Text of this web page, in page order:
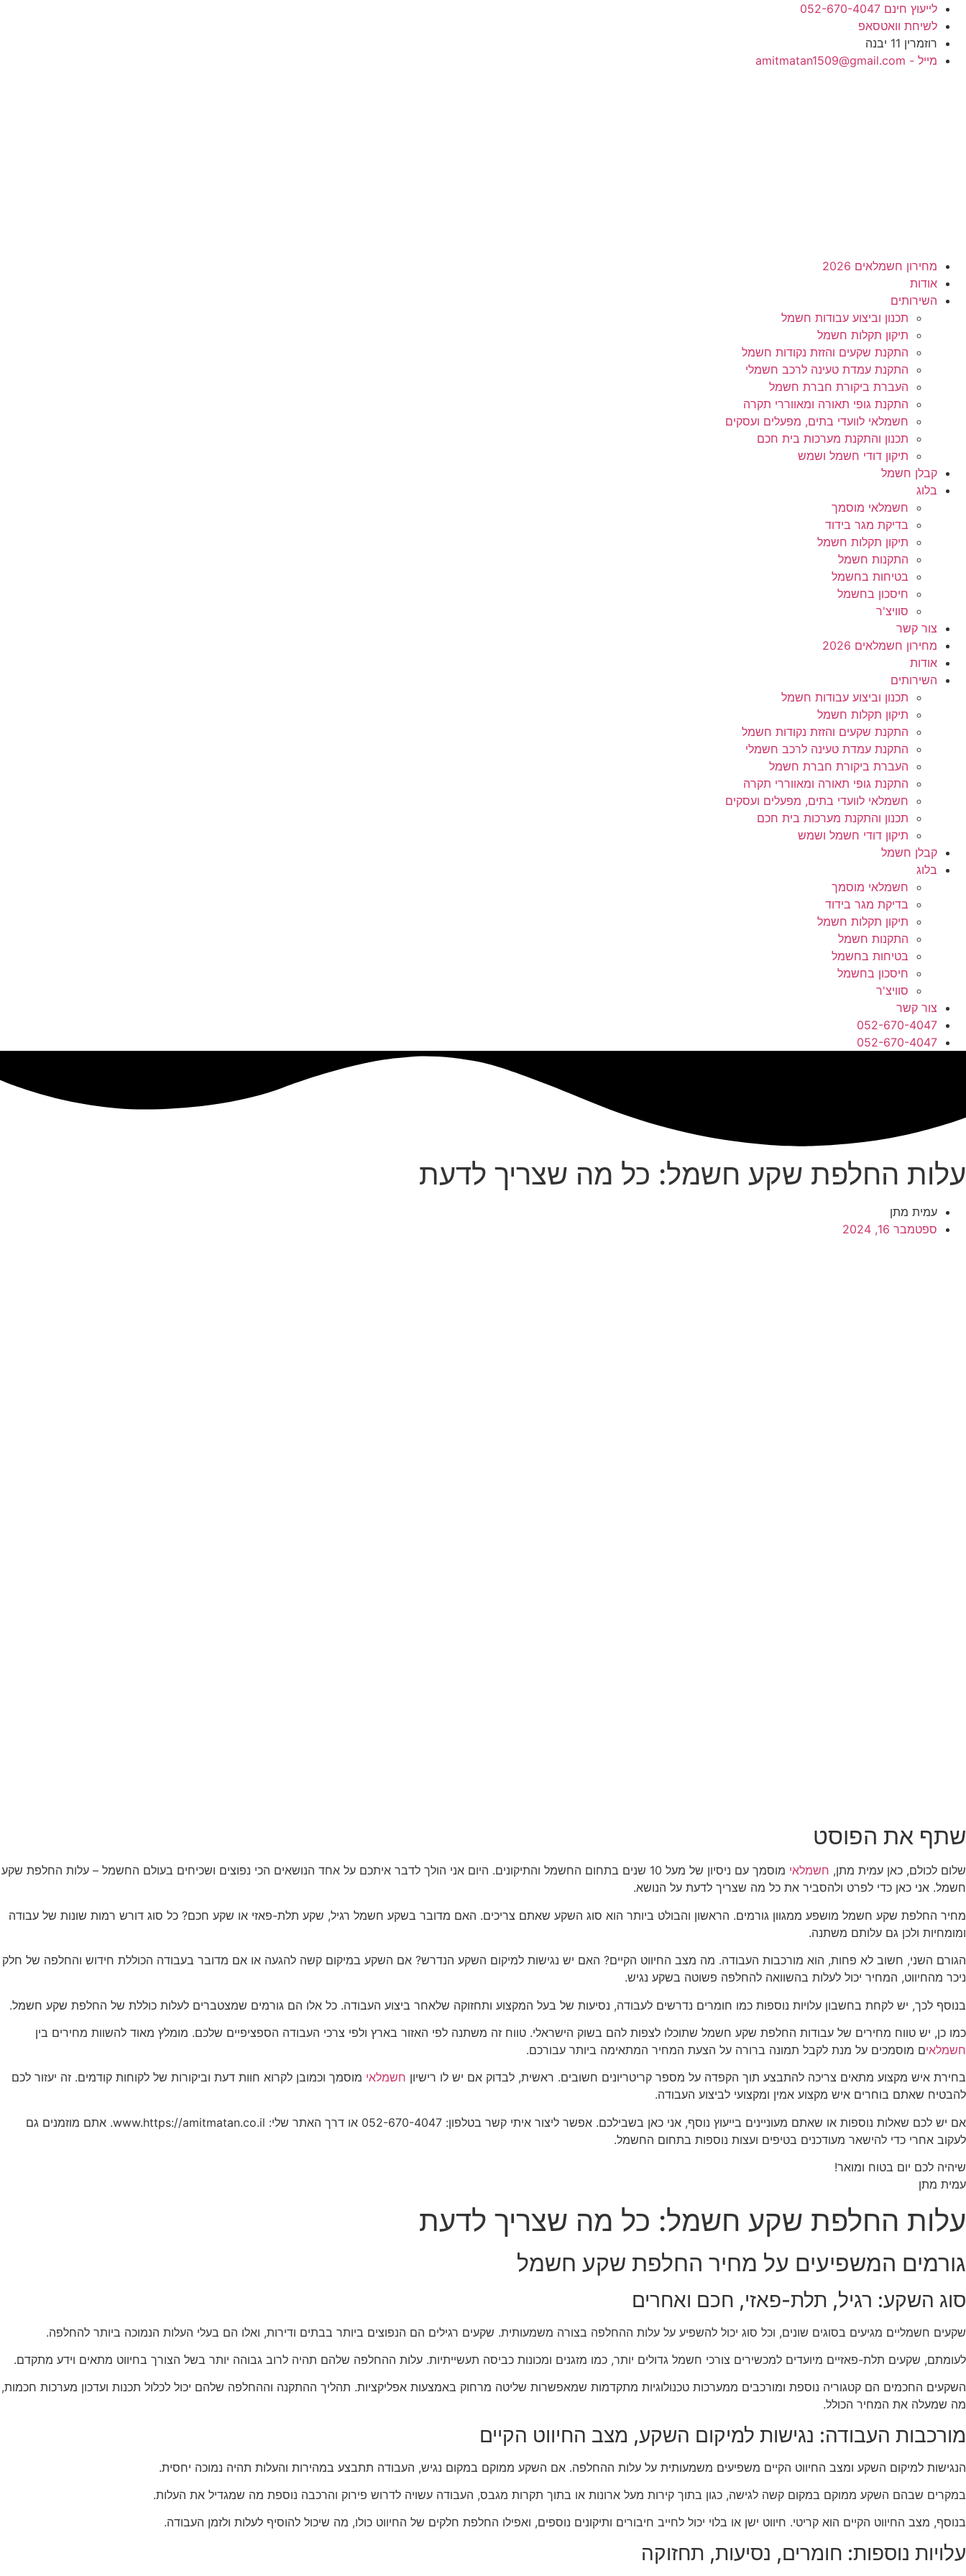
לתוכן
לייעוץ חינם 052-670-4047
לשיחת וואטסאפ
רוזמרין 11 יבנה
מייל - amitmatan1509@gmail.com
מחירון חשמלאים 2026
אודות
השירותים
תכנון וביצוע עבודות חשמל
תיקון תקלות חשמל
התקנת שקעים והזזת נקודות חשמל
התקנת עמדת טעינה לרכב חשמלי
העברת ביקורת חברת חשמל
התקנת גופי תאורה ומאווררי תקרה
חשמלאי לוועדי בתים, מפעלים ועסקים
תכנון והתקנת מערכות בית חכם
תיקון דודי חשמל ושמש
קבלן חשמל
בלוג
חשמלאי מוסמך
בדיקת מגר בידוד
תיקון תקלות חשמל
התקנות חשמל
בטיחות בחשמל
חיסכון בחשמל
סוויצ'ר
צור קשר
מחירון חשמלאים 2026
אודות
השירותים
תכנון וביצוע עבודות חשמל
תיקון תקלות חשמל
התקנת שקעים והזזת נקודות חשמל
התקנת עמדת טעינה לרכב חשמלי
העברת ביקורת חברת חשמל
התקנת גופי תאורה ומאווררי תקרה
חשמלאי לוועדי בתים, מפעלים ועסקים
תכנון והתקנת מערכות בית חכם
תיקון דודי חשמל ושמש
קבלן חשמל
בלוג
חשמלאי מוסמך
בדיקת מגר בידוד
תיקון תקלות חשמל
התקנות חשמל
בטיחות בחשמל
חיסכון בחשמל
סוויצ'ר
צור קשר
052-670-4047
052-670-4047
עלות החלפת שקע חשמל: כל מה שצריך לדעת
עמית מתן
ספטמבר 16, 2024
שתף את הפוסט
שלום לכולם, כאן עמית מתן, חשמלאי
מוסמך עם ניסיון של מעל 10 שנים בתחום החשמל והתיקונים. היום אני הולך לדבר איתכם על אחד הנושאים הכי נפוצים ושכיחים בעולם החשמל – עלות החלפת שקע
חשמל. אני כאן כדי לפרט ולהסביר את כל מה שצריך לדעת על הנושא.
מחיר החלפת שקע חשמל מושפע ממגוון גורמים. הראשון והבולט ביותר הוא סוג השקע שאתם צריכים. האם מדובר בשקע חשמל רגיל, שקע תלת-פאזי או שקע חכם? כל סוג דורש רמות שונות של עבודה
ומומחיות ולכן גם עלותם משתנה.
הגורם השני, חשוב לא פחות, הוא מורכבות העבודה. מה מצב החיווט הקיים? האם יש נגישות למיקום השקע הנדרש? אם השקע במיקום קשה להגעה או אם מדובר בעבודה הכוללת חידוש והחלפה של חלק
ניכר מהחיווט, המחיר יכול לעלות בהשוואה להחלפה פשוטה בשקע נגיש.
בנוסף לכך, יש לקחת בחשבון עלויות נוספות כמו חומרים נדרשים לעבודה, נסיעות של בעל המקצוע ותחזוקה שלאחר ביצוע העבודה. כל אלו הם גורמים שמצטברים לעלות כוללת של החלפת שקע חשמל.
כמו כן, יש טווח מחירים של עבודות החלפת שקע חשמל שתוכלו לצפות להם בשוק הישראלי. טווח זה משתנה לפי האזור בארץ ולפי צרכי העבודה הספציפיים שלכם. מומלץ מאוד להשוות מחירים בין
חשמלאים מוסמכים על מנת לקבל תמונה ברורה על הצעת המחיר המתאימה ביותר עבורכם.
בחירת איש מקצוע מתאים צריכה להתבצע תוך הקפדה על מספר קריטריונים חשובים. ראשית, לבדוק אם יש לו רישיון חשמלאי מוסמך וכמובן לקרוא חוות דעת וביקורות של לקוחות קודמים. זה יעזור לכם
להבטיח שאתם בוחרים איש מקצוע אמין ומקצועי לביצוע העבודה.
אם יש לכם שאלות נוספות או שאתם מעוניינים בייעוץ נוסף, אני כאן בשבילכם. אפשר ליצור איתי קשר בטלפון: 052-670-4047 או דרך האתר שלי: www.https://amitmatan.co.il. אתם מוזמנים גם
לעקוב אחרי כדי להישאר מעודכנים בטיפים ועצות נוספות בתחום החשמל.
שיהיה לכם יום בטוח ומואר!
עמית מתן
עלות החלפת שקע חשמל: כל מה שצריך לדעת
גורמים המשפיעים על מחיר החלפת שקע חשמל
סוג השקע: רגיל, תלת-פאזי, חכם ואחרים
שקעים חשמליים מגיעים בסוגים שונים, וכל סוג יכול להשפיע על עלות ההחלפה בצורה משמעותית. שקעים רגילים הם הנפוצים ביותר בבתים ודירות, ואלו הם בעלי העלות הנמוכה ביותר להחלפה.
לעומתם, שקעים תלת-פאזיים מיועדים למכשירים צורכי חשמל גדולים יותר, כמו מזגנים ומכונות כביסה תעשייתיות. עלות ההחלפה שלהם תהיה לרוב גבוהה יותר בשל הצורך בחיווט מתאים וידע מתקדם.
השקעים החכמים הם קטגוריה נוספת ומורכבים ממערכות טכנולוגיות מתקדמות שמאפשרות שליטה מרחוק באמצעות אפליקציות. תהליך ההתקנה וההחלפה שלהם יכול לכלול תכנות ועדכון מערכות חכמות,
מה שמעלה את המחיר הכולל.
מורכבות העבודה: נגישות למיקום השקע, מצב החיווט הקיים
הנגישות למיקום השקע ומצב החיווט הקיים משפיעים משמעותית על עלות ההחלפה. אם השקע ממוקם במקום נגיש, העבודה תתבצע במהירות והעלות תהיה נמוכה יחסית.
במקרים שבהם השקע ממוקם במקום קשה לגישה, כגון בתוך קירות מעל ארונות או בתוך תקרות מגבס, העבודה עשויה לדרוש פירוק והרכבה נוספת מה שמגדיל את העלות.
בנוסף, מצב החיווט הקיים הוא קריטי. חיווט ישן או בלוי יכול לחייב חיבורים ותיקונים נוספים, ואפילו החלפת חלקים של החיווט כולו, מה שיכול להוסיף לעלות ולזמן העבודה.
עלויות נוספות: חומרים, נסיעות, תחזוקה